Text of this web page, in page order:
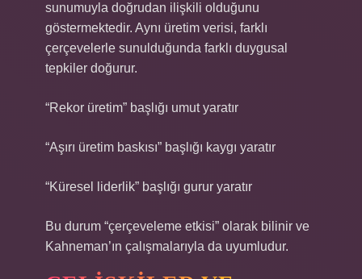
sunumuyla doğrudan ilişkili olduğunu
göstermektedir. Aynı üretim verisi, farklı
çerçevelerle sunulduğunda farklı duygusal
tepkiler doğurur.
“Rekor üretim” başlığı umut yaratır
“Aşırı üretim baskısı” başlığı kaygı yaratır
“Küresel liderlik” başlığı gurur yaratır
Bu durum “çerçeveleme etkisi” olarak bilinir ve
Kahneman’ın çalışmalarıyla da uyumludur.